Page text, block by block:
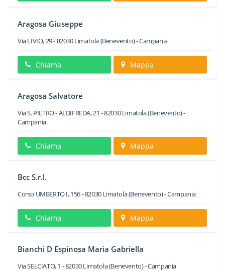
Aragosa Giuseppe
Via LIVIO, 29-82030Limatola(Benevento) -Campania
Chiama Mappa
Aragosa Salvatore
Via S. PIETRO - ALDIFREDA, 21 -82030 Limatola(Benevento) -
Campania
Chiama Mappa
Bcc S.r.l.
Corso UMBERTO I, 156-82030Limatola(Benevento) -Campania
Chiama Mappa
Bianchi D Espinosa Maria Gabriella
Via SELCIATO, 1 -82030Limatola(Benevento) -Campania